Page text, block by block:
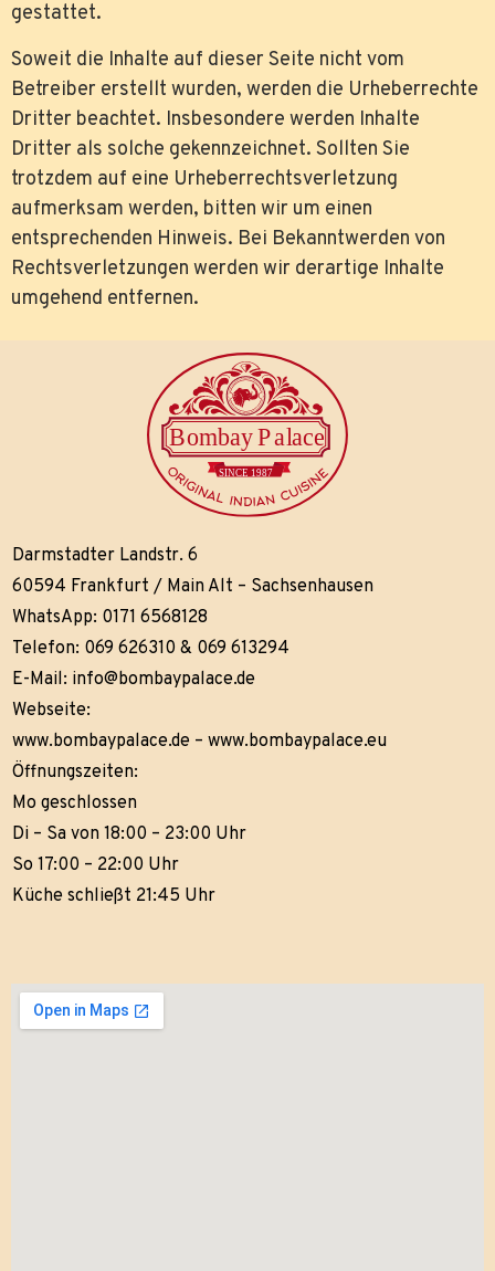
gestattet.
Soweit die Inhalte auf dieser Seite nicht vom
Betreiber erstellt wurden, werden die Urheberrechte
Dritter beachtet. Insbesondere werden Inhalte
Dritter als solche gekennzeichnet. Sollten Sie
trotzdem auf eine Urheberrechtsverletzung
aufmerksam werden, bitten wir um einen
entsprechenden Hinweis. Bei Bekanntwerden von
Rechtsverletzungen werden wir derartige Inhalte
umgehend entfernen.
Darmstadter Landstr. 6
60594 Frankfurt / Main Alt – Sachsenhausen
WhatsApp: 0171 6568128
Telefon: 069 626310 & 069 613294
E-Mail: info@bombaypalace.de
Webseite:
www.bombaypalace.de – www.bombaypalace.eu
Öffnungszeiten:
Mo geschlossen
Di – Sa von 18:00 – 23:00 Uhr
So 17:00 – 22:00 Uhr
Küche schließt 21:45 Uhr